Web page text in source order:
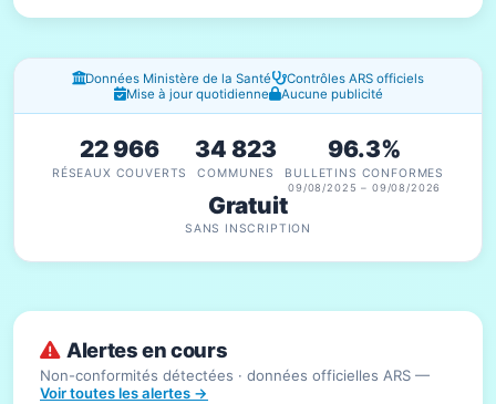
Fenêtres d'information
Données Ministère de la Santé
Contrôles ARS officiels
Mise à jour quotidienne
Aucune publicité
22 966
RÉSEAUX COUVERTS
34 823
COMMUNES
96.3%
BULLETINS CONFORMES
09/08/2025 – 09/08/2026
Gratuit
SANS INSCRIPTION
Alertes en cours
Non-conformités détectées · données officielles ARS —
Voir toutes les alertes →